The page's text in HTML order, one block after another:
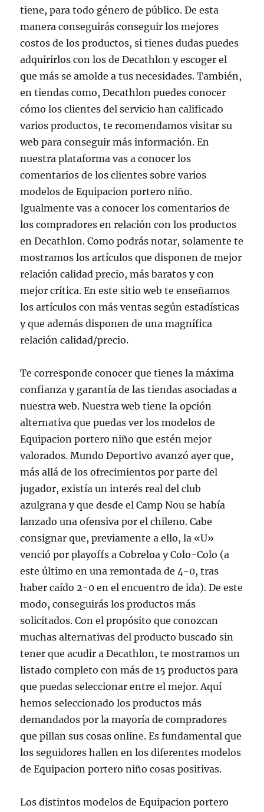
tiene, para todo género de público. De esta
manera conseguirás conseguir los mejores
costos de los productos, si tienes dudas puedes
adquirirlos con los de Decathlon y escoger el
que más se amolde a tus necesidades. También,
en tiendas como, Decathlon puedes conocer
cómo los clientes del servicio han calificado
varios productos, te recomendamos visitar su
web para conseguir más información. En
nuestra plataforma vas a conocer los
comentarios de los clientes sobre varios
modelos de Equipacion portero niño.
Igualmente vas a conocer los comentarios de
los compradores en relación con los productos
en Decathlon. Como podrás notar, solamente te
mostramos los artículos que disponen de mejor
relación calidad precio, más baratos y con
mejor crítica. En este sitio web te enseñamos
los artículos con más ventas según estadísticas
y que además disponen de una magnífica
relación calidad/precio.
Te corresponde conocer que tienes la máxima
confianza y garantía de las tiendas asociadas a
nuestra web. Nuestra web tiene la opción
alternativa que puedas ver los modelos de
Equipacion portero niño que estén mejor
valorados. Mundo Deportivo avanzó ayer que,
más allá de los ofrecimientos por parte del
jugador, existía un interés real del club
azulgrana y que desde el Camp Nou se había
lanzado una ofensiva por el chileno. Cabe
consignar que, previamente a ello, la «U»
venció por playoffs a Cobreloa y Colo-Colo (a
este último en una remontada de 4-0, tras
haber caído 2-0 en el encuentro de ida). De este
modo, conseguirás los productos más
solicitados. Con el propósito que conozcan
muchas alternativas del producto buscado sin
tener que acudir a Decathlon, te mostramos un
listado completo con más de 15 productos para
que puedas seleccionar entre el mejor. Aquí
hemos seleccionado los productos más
demandados por la mayoría de compradores
que pillan sus cosas online. Es fundamental que
los seguidores hallen en los diferentes modelos
de Equipacion portero niño cosas positivas.
Los distintos modelos de Equipacion portero